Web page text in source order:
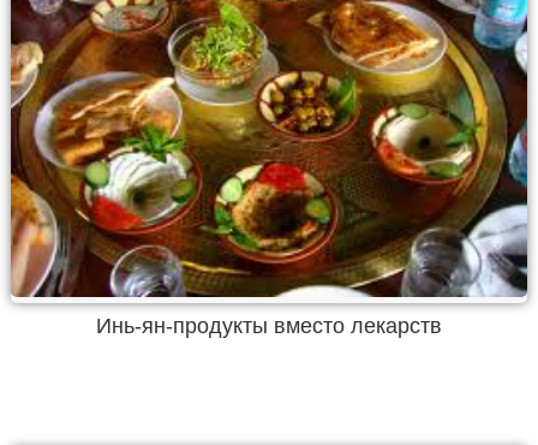
Инь-ян-продукты вместо лекарств